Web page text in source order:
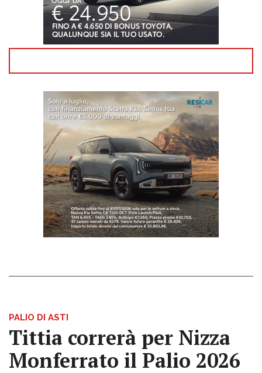
PALIO DI ASTI
Tittia correrà per Nizza
Monferrato il Palio 2026